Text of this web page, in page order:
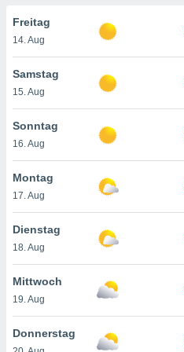
Partner
es uns
verfolgen
Profil zu
Ihnen
Inhalte
Weitere
finden
. Sie
Sie
Rand
Freitag
14. Aug
Samstag
15. Aug
Sonntag
16. Aug
Montag
17. Aug
Dienstag
18. Aug
Mittwoch
19. Aug
Donnerstag